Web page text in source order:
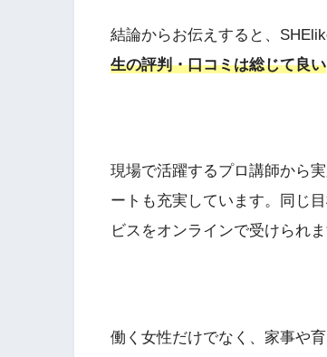
結論からお伝えすると、
生の評判・口コミは総じて良い
現場で活躍するプロ講師から
ートも充実しています。同じ
ビスをオンラインで受けられま
働く女性だけでなく、家事や